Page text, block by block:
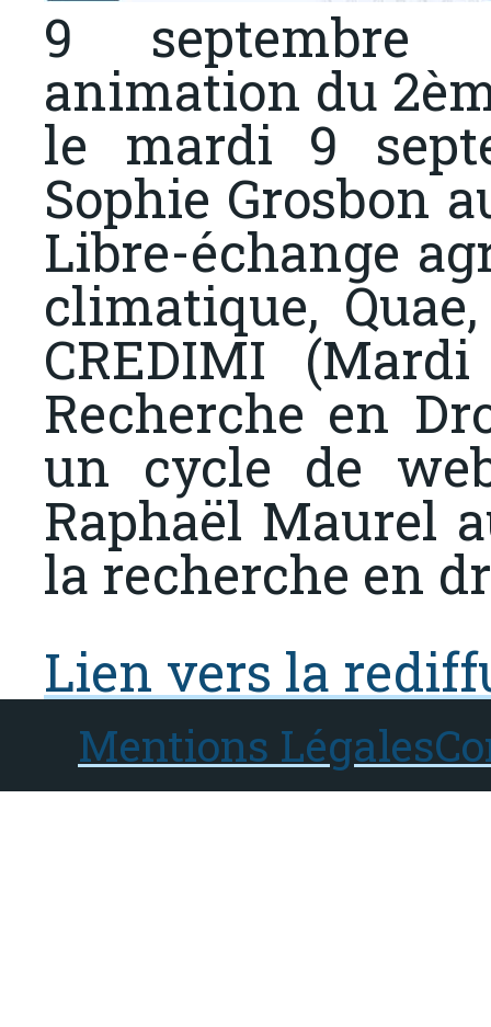
9 septembre
animation du
le mardi 9
Sophie Grosbon
Libre-échange
climatique,
CREDIMI
Recherche en
un cycle de
Raphaël Maurel
la recherche en
Lien vers la
Mentions Légales